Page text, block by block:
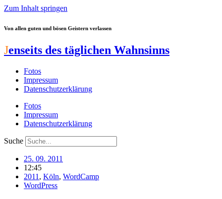
Zum Inhalt springen
Von allen guten und bösen Geistern verlassen
Jenseits des täglichen Wahnsinns
Fotos
Impressum
Datenschutzerklärung
Fotos
Impressum
Datenschutzerklärung
Suche
25. 09. 2011
12:45
2011 , Köln, WordCamp
WordPress